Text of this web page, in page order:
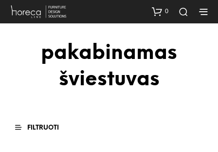
0
pakabinamas
šviestuvas
FILTRUOTI